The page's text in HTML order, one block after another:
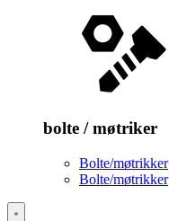
bolte / møtriker
Bolte/møtrikker
Bolte/møtrikker